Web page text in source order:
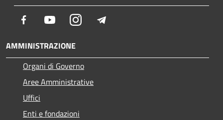
Facebook YoutubeInstagram
AMMINISTRAZIONE
Organi di Governo
Aree Amministrative
Uffici
Enti e fondazioni